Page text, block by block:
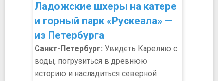
Ладожские шхеры на катере
и горный парк «Рускеала» —
из Петербурга
Санкт-Петербург: Увидеть Карелию с
воды, погрузиться в древнюю
историю и насладиться северной